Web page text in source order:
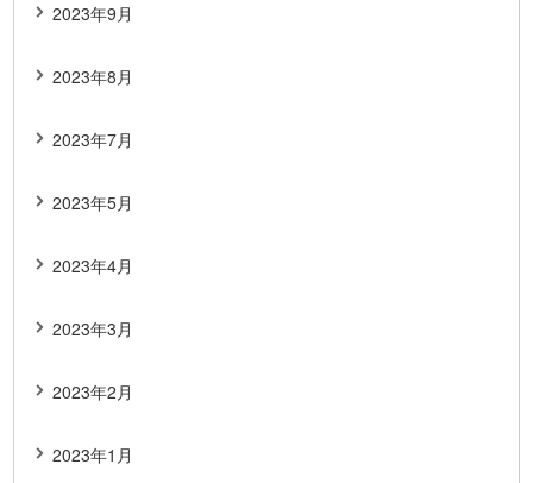
2023年9月
2023年8月
2023年7月
2023年5月
2023年4月
2023年3月
2023年2月
2023年1月